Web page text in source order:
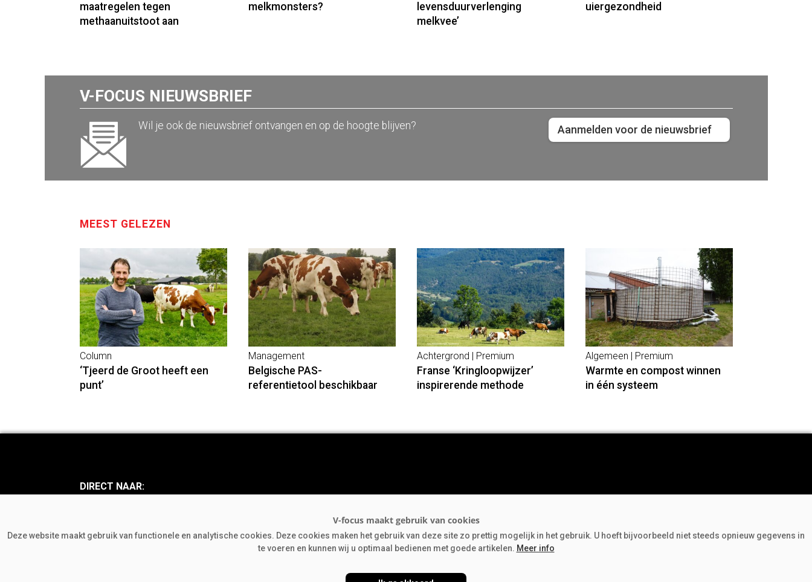
maatregelen tegen
methaanuitstoot aan
melkmonsters?
levensduurverlenging
melkvee’
uiergezondheid
V-FOCUS NIEUWSBRIEF
Wil je ook de nieuwsbrief ontvangen en op de hoogte blijven? Aanmelden voor de nieuwsbrief
MEEST GELEZEN
Column
‘Tjeerd de Groot heeft een
punt’
Management
Belgische PAS-
referentietool beschikbaar
Achtergrond | Premium
Franse ‘Kringloopwijzer’
inspirerende methode
Algemeen | Premium
Warmte en compost winnen
in één systeem
DIRECT NAAR:
Visie en Opinie
Column
Deze website maakt gebruik van functionele en analytische cookies. Deze cookies maken het gebruik van deze site zo prettig mogelijk in het gebruik. U hoeft bijvoorbeeld niet steeds opnieuw gegevens in
te voeren en kunnen wij u optimaal bedienen met goede artikelen. Meer info